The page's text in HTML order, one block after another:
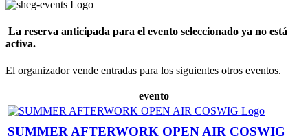
La reserva anticipada para el evento seleccionado ya no está
activa.
El organizador vende entradas para los siguientes otros eventos.
evento
SUMMER AFTERWORK OPEN AIR COSWIG